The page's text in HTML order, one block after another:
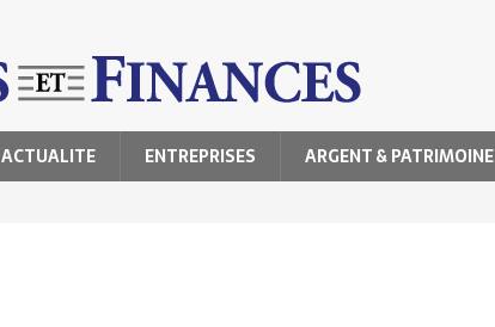
ACTUALITE ENTREPRISES ARGENT & PATRIMOINE